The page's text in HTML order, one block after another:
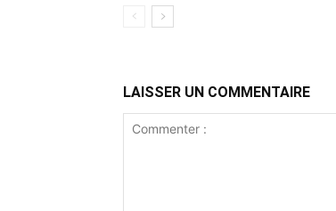
LAISSER UN COMMENTAIRE